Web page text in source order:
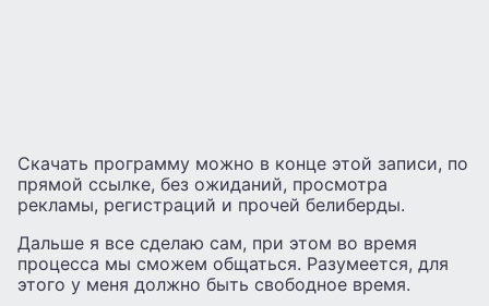
Скачать программу можно в конце этой записи, по
прямой ссылке, без ожиданий, просмотра
рекламы, регистраций и прочей белиберды.
Дальше я все сделаю сам, при этом во время
процесса мы сможем общаться. Разумеется, для
этого у меня должно быть свободное время.